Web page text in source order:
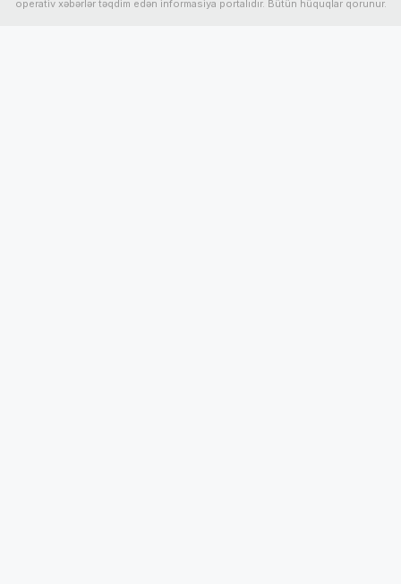
operativ xəbərlər təqdim edən informasiya portalıdır. Bütün hüquqlar qorunur.